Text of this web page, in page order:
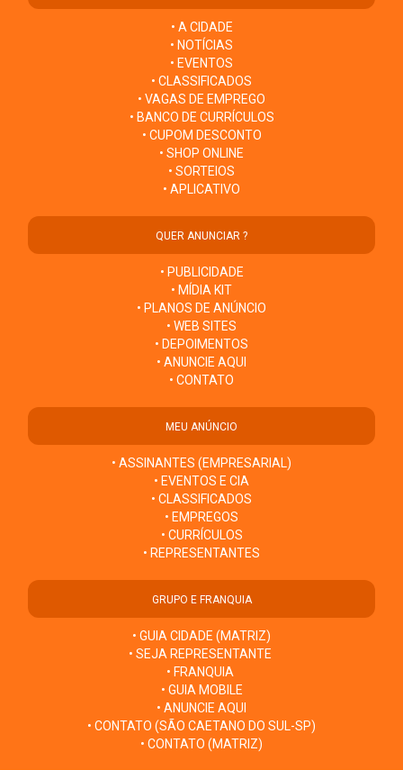
• A CIDADE
• NOTÍCIAS
• EVENTOS
• CLASSIFICADOS
• VAGAS DE EMPREGO
• BANCO DE CURRÍCULOS
• CUPOM DESCONTO
• SHOP ONLINE
• SORTEIOS
• APLICATIVO
QUER ANUNCIAR ?
• PUBLICIDADE
• MÍDIA KIT
• PLANOS DE ANÚNCIO
• WEB SITES
• DEPOIMENTOS
• ANUNCIE AQUI
• CONTATO
MEU ANÚNCIO
• ASSINANTES (EMPRESARIAL)
• EVENTOS E CIA
• CLASSIFICADOS
• EMPREGOS
• CURRÍCULOS
• REPRESENTANTES
GRUPO E FRANQUIA
• GUIA CIDADE (MATRIZ)
• SEJA REPRESENTANTE
• FRANQUIA
• GUIA MOBILE
• ANUNCIE AQUI
• CONTATO (SÃO CAETANO DO SUL-SP)
• CONTATO (MATRIZ)